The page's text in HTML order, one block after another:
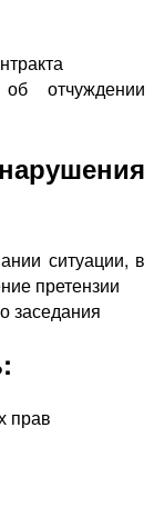
отчуждении
ситуации, в
претензии
заседания
прав